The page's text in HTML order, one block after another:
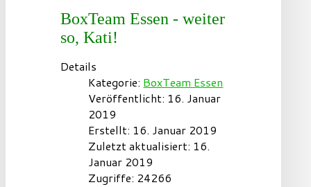
BoxTeam Essen - weiter
so, Kati!
Details
Kategorie: BoxTeam Essen
Veröffentlicht: 16. Januar
2019
Erstellt: 16. Januar 2019
Zuletzt aktualisiert: 16.
Januar 2019
Zugriffe: 24266